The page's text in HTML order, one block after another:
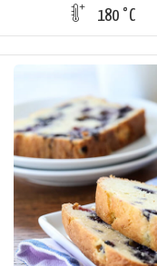
180 °C